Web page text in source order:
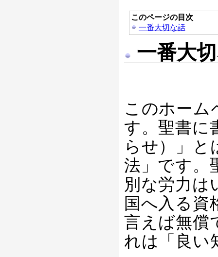
このページの目次
一番大切な話
一番大
このホーム
す。聖書に
らせ）」と
法」です。
別な労力は
国へ入る資
言えば無償
れは「良い